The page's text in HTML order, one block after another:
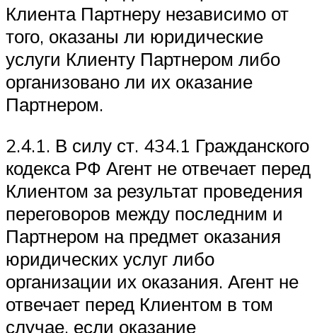
Клиента Партнеру независимо от
того, оказаны ли юридические
услуги Клиенту Партнером либо
организовано ли их оказание
Партнером.
2.4.1. В силу ст. 434.1 Гражданского
кодекса РФ Агент не отвечает перед
Клиентом за результат проведения
переговоров между последним и
Партнером на предмет оказания
юридических услуг либо
организации их оказания. Агент не
отвечает перед Клиентом в том
случае, если оказание